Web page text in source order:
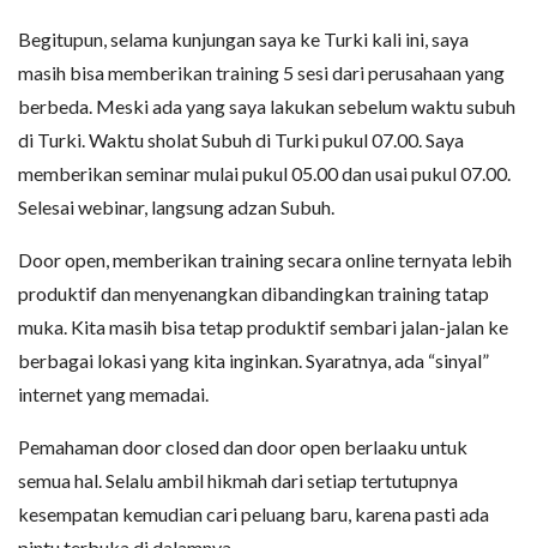
Begitupun, selama kunjungan saya ke Turki kali ini, saya
masih bisa memberikan training 5 sesi dari perusahaan yang
berbeda. Meski ada yang saya lakukan sebelum waktu subuh
di Turki. Waktu sholat Subuh di Turki pukul 07.00. Saya
memberikan seminar mulai pukul 05.00 dan usai pukul 07.00.
Selesai webinar, langsung adzan Subuh.
Door open, memberikan training secara online ternyata lebih
produktif dan menyenangkan dibandingkan training tatap
muka. Kita masih bisa tetap produktif sembari jalan-jalan ke
berbagai lokasi yang kita inginkan. Syaratnya, ada “sinyal”
internet yang memadai.
Pemahaman door closed dan door open berlaaku untuk
semua hal. Selalu ambil hikmah dari setiap tertutupnya
kesempatan kemudian cari peluang baru, karena pasti ada